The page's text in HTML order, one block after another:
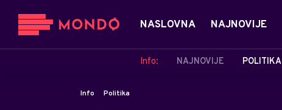
NASLOVNA NAJNOVIJE
Info: NAJNOVIJE POLITIKA
Info Politika